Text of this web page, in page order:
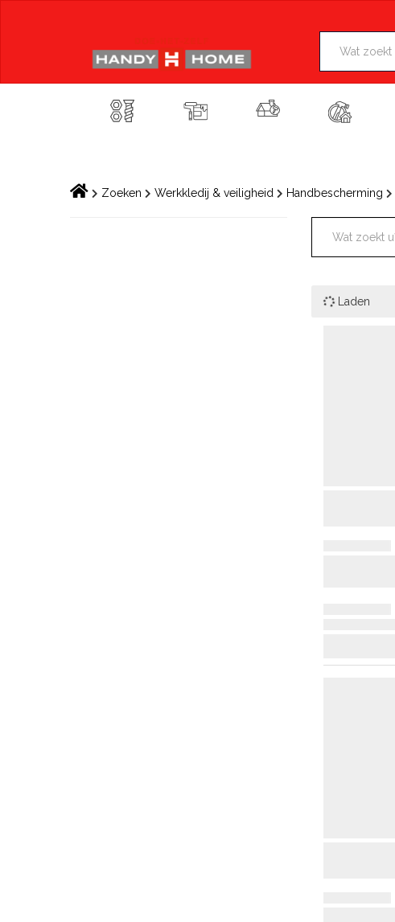
Zoeken Werkkledij & veiligheid Handbescherming
Laden